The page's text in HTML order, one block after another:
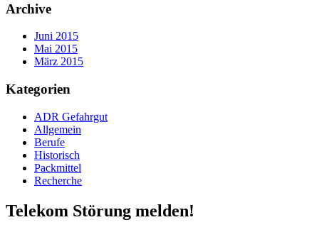
Archive
Juni 2015
Mai 2015
März 2015
Kategorien
ADR Gefahrgut
Allgemein
Berufe
Historisch
Packmittel
Recherche
Telekom Störung melden!